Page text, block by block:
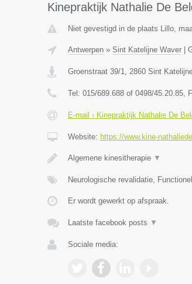
Kinepraktijk Nathalie De
Niet gevestigd in de plaats Lillo,
Antwerpen» Sint Katelijne Waver|
Groenstraat 39/1, 2860 Sint
Tel: 015/689.688 of 0498/45.20.85,
E-mail › Kinepraktijk Nathalie De
Website: https://www.kine-
Algemene kinesitherapie ▼
Neurologische revalidatie,
Er wordt gewerkt op afspraak.
Laatste facebook posts ▼
Sociale media: